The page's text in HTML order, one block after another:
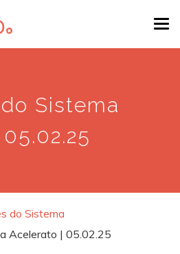
Sistema
do Sistema
Acelerato | 05.02.25